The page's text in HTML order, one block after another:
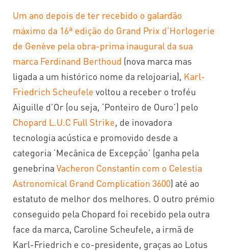
Um ano depois de ter recebido o galardão
máximo da 16ª edição do Grand Prix d’Horlogerie
de Genève pela obra-prima inaugural da sua
marca Ferdinand Berthoud (nova marca mas
ligada a um histórico nome da relojoaria), Karl-
Friedrich Scheufele voltou a receber o troféu
Aiguille d’Or (ou seja, ‘Ponteiro de Ouro’) pelo
Chopard L.U.C Full Strike, de inovadora
tecnologia acústica e promovido desde a
categoria ‘Mecânica de Excepção’ (ganha pela
genebrina Vacheron Constantin com o Celestia
Astronomical Grand Complication 3600) até ao
estatuto de melhor dos melhores. O outro prémio
conseguido pela Chopard foi recebido pela outra
face da marca, Caroline Scheufele, a irmã de
Karl-Friedrich e co-presidente, graças ao Lotus